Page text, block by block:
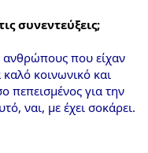
συνεντεύξεις;
ανθρώπους που είχαν
κοινωνικό και
πεπεισμένος για την
ναι, με έχει σοκάρει.